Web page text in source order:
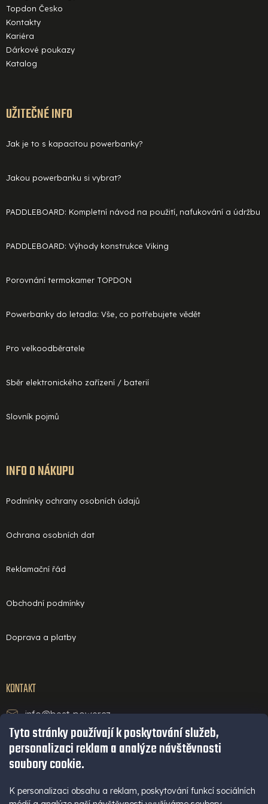
Tyto stránky používají k poskytování služeb,
personalizaci reklam a analýze návštěvnosti
soubory cookie.
K personalizaci obsahu a reklam, poskytování funkcí sociálních
Topdon Česko
Kontakty
Kariéra
Dárkové poukazy
Katalog
UŽITEČNÉ INFO
Jak je to s kapacitou powerbanky?
Jakou powerbanku si vybrat?
PADDLEBOARD: Kompletní návod na použití, nafukování a údržbu
PADDLEBOARD: Výhody konstrukce Viking
Porovnání termokamer TOPDON
Powerbanky do letadla: Vše, co potřebujete vědět
Pro velkoodběratele
Sběr elektronického zařízení / baterií
Slovník pojmů
INFO O NÁKUPU
Podmínky ochrany osobních údajů
Ochrana osobních dat
Reklamační řád
Obchodní podmínky
Doprava a platby
KONTAKT
info@best-power.cz
technická podpora a servis
+420 771 234 568
+420 777 109 009